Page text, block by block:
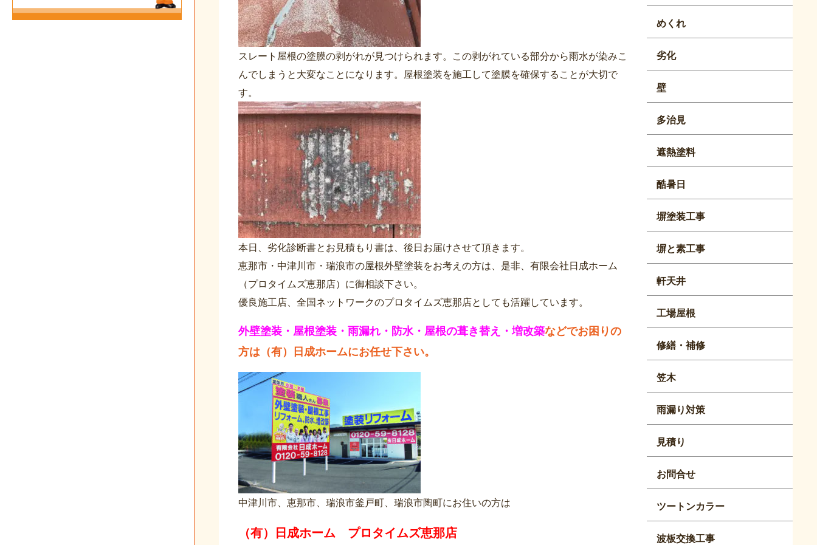
スレート屋根の塗膜の剥がれが見つけられます。この剥がれている部分から雨水が染みこ
んでしまうと大変なことになります。屋根塗装を施工して塗膜を確保することが大切で
す。
本日、劣化診断書とお見積もり書は、後日お届けさせて頂きます。
恵那市・中津川市・瑞浪市の屋根外壁塗装をお考えの方は、是非、有限会社日成ホーム
（プロタイムズ恵那店）に御相談下さい。
優良施工店、全国ネットワークのプロタイムズ恵那店としても活躍しています。
外壁塗装・屋根塗装・雨漏れ・防水・屋根の葺き替え・増改築などでお困りの
方は（有）日成ホームにお任せ下さい。
中津川市、恵那市、瑞浪市釜戸町、瑞浪市陶町にお住いの方は
（有）日成ホーム プロタイムズ恵那店
めくれ
劣化
壁
多治見
遮熱塗料
酷暑日
塀塗装工事
塀と素工事
軒天井
工場屋根
修繕・補修
笠木
雨漏り対策
見積り
お問合せ
ツートンカラー
波板交換工事